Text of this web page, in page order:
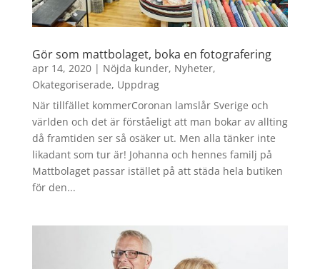
Gör som mattbolaget, boka en fotografering
apr 14, 2020| Nöjda kunder, Nyheter,
Okategoriserade, Uppdrag
När tillfället kommerCoronan lamslår Sverige och
världen och det är förståeligt att man bokar av allting
då framtiden ser så osäker ut. Men alla tänker inte
likadant som tur är! Johanna och hennes familj på
Mattbolaget passar istället på att städa hela butiken
för den...